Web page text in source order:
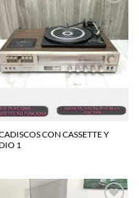
Agregar
a la
lista de
deseos
CON CASSETTE Y
1